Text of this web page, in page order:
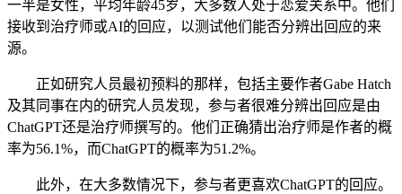
一半是女性，平均年龄45岁，大多数人处于恋爱关系中。他们
接收到治疗师或AI的回应，以测试他们能否分辨出回应的来
源。
正如研究人员最初预料的那样，包括主要作者Gabe Hatch
及其同事在内的研究人员发现，参与者很难分辨出回应是由
ChatGPT还是治疗师撰写的。他们正确猜出治疗师是作者的概
率为56.1%，而ChatGPT的概率为51.2%。
此外，在大多数情况下，参与者更喜欢ChatGPT的回应。